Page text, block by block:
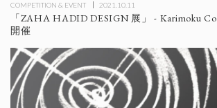
COMPETITION & EVENT 2021.10.11
「ZAHA HADID DESIGN 展」 - Karimoku
開催